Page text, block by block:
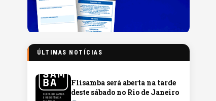
ÚLTIMAS NOTÍCIAS
Flisamba será aberta na tarde
deste sábado no Rio de Janeiro